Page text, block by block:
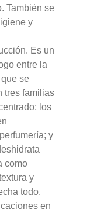
También se
y
Es un
entre la
se
tres familias
los
y
como
y
todo.
en